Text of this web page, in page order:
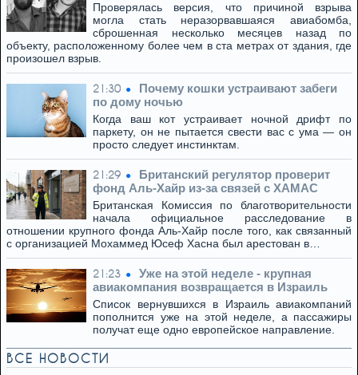
Проверялась версия, что причиной взрыва
могла стать неразорвавшаяся авиабомба,
сброшенная несколько месяцев назад по
объекту, расположенному более чем в ста метрах от здания, где
произошел взрыв.
21:30
Почему кошки устраивают забеги
по дому ночью
Когда ваш кот устраивает ночной дрифт по
паркету, он не пытается свести вас с ума — он
просто следует инстинктам.
21:29
Британский регулятор проверит
фонд Аль-Хайр из-за связей с ХАМАС
Британская Комиссия по благотворительности
начала официальное расследование в
отношении крупного фонда Аль-Хайр после того, как связанный
с организацией Мохаммед Юсеф Хасна был арестован в…
21:23
Уже на этой неделе - крупная
авиакомпания возвращается в Израиль
Список вернувшихся в Израиль авиакомпаний
пополнится уже на этой неделе, а пассажиры
получат еще одно европейское направление.
ВСЕ НОВОСТИ